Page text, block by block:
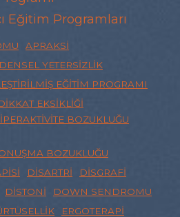
Eğitim Programları
APRAKSI
YETERSIZLIK
EĞITIM PROGRAMI
EKSIKLIĞI
BOZUKLUĞU
BOZUKLUĞU
DISARTRI
DISGRAFI
DISTONI
DOWN SENDROMU
ERGOTERAPI